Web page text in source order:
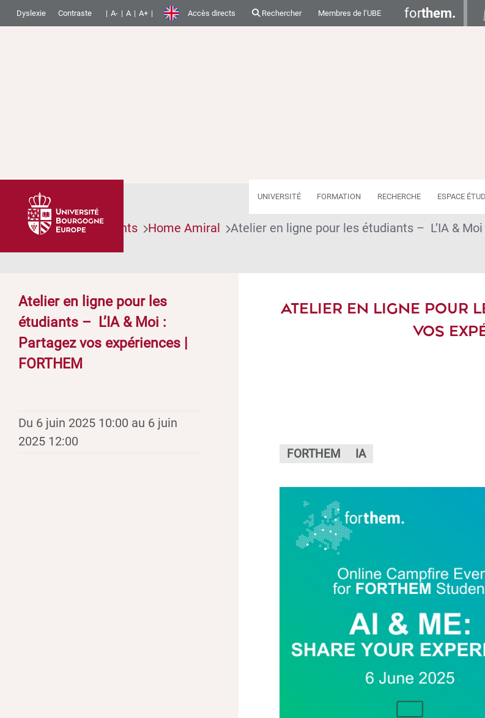
Dyslexie Contraste A- A A+ Accès directs Rechercher Membres de l’UBE forthem.
UNIVERSITÉ FORMATION RECHERCHE ESPACE
Accueil Évenements Home Amiral Atelier en ligne pour les étudiants – L’IA &
Atelier en ligne pour les
étudiants – L’IA & Moi :
Partagez vos expériences |
FORTHEM
Du 6 juin 2025 10:00 au 6 juin
2025 12:00
ATELIER EN LIGNE POUR
VOS
FORTHEM IA